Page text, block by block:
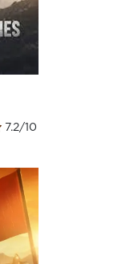
7.2/10